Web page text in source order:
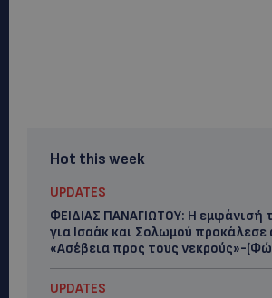
Hot this week
UPDATES
ΦΕΙΔΙΑΣ ΠΑΝΑΓΙΩΤΟΥ: Η
για Ισαάκ και Σολωμού προκάλεσε
«Ασέβεια προς τους νεκρούς»-
UPDATES